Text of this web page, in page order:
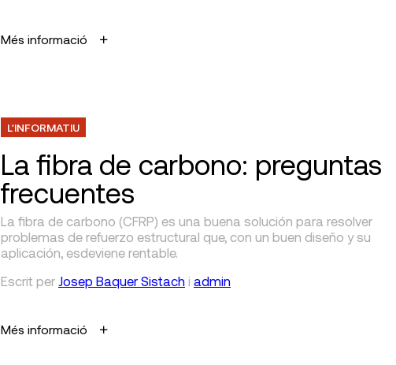
Més informació
L'INFORMATIU
La fibra de carbono: preguntas
frecuentes
La fibra de carbono (CFRP) es una buena solución para resolver
problemas de refuerzo estructural que, con un buen diseño y su
aplicación, esdeviene rentable.
Escrit per Josep Baquer Sistach i admin
Més informació